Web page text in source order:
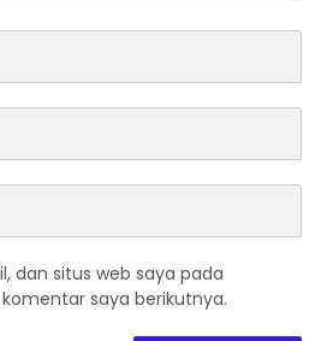
dan situs web saya pada
saya berikutnya.